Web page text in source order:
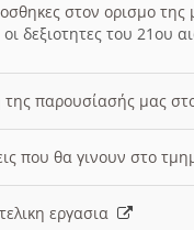
στον ορισμο
δεξιοτητες του 21ου
της παρουσίασής μας
που θα γινουν στο
εργασια